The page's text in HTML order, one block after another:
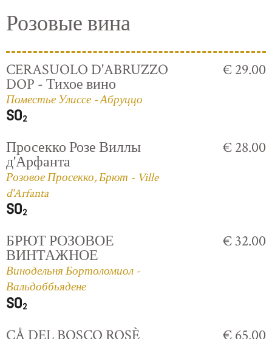
Розовые вина
CERASUOLO D'ABRUZZO
DOP - Тихое вино
Поместье Улиссе - Абруццо
€ 29.00
Просекко Розе Виллы
д'Арфанта
Розовое Просекко, Брют - Ville
d'Arfanta
€ 28.00
БРЮТ РОЗОВОЕ
ВИНТАЖНОЕ
Винодельня Бортоломиол -
Вальдоббьядене
€ 32.00
CÅ DEL BOSCO ROSÈ € 65.00